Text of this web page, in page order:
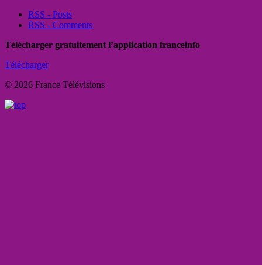
RSS - Posts
RSS - Comments
Télécharger gratuitement l’application franceinfo
Télécharger
© 2026 France Télévisions